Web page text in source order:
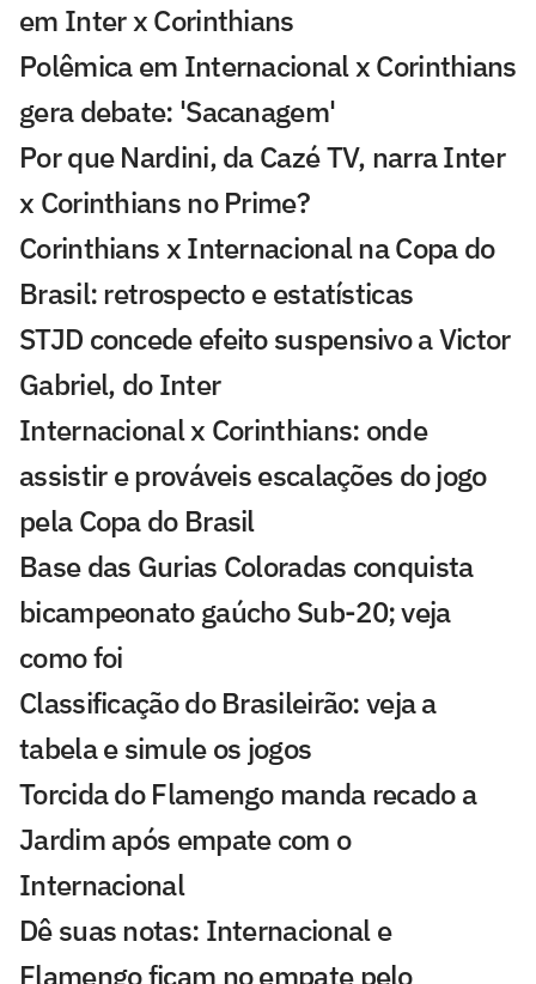
em Inter x Corinthians
Polêmica em Internacional x Corinthians
gera debate: 'Sacanagem'
Por que Nardini, da Cazé TV, narra Inter
x Corinthians no Prime?
Corinthians x Internacional na Copa do
Brasil: retrospecto e estatísticas
STJD concede efeito suspensivo a Victor
Gabriel, do Inter
Internacional x Corinthians: onde
assistir e prováveis escalações do jogo
pela Copa do Brasil
Base das Gurias Coloradas conquista
bicampeonato gaúcho Sub-20; veja
como foi
Classificação do Brasileirão: veja a
tabela e simule os jogos
Torcida do Flamengo manda recado a
Jardim após empate com o
Internacional
Dê suas notas: Internacional e
Flamengo ficam no empate pelo